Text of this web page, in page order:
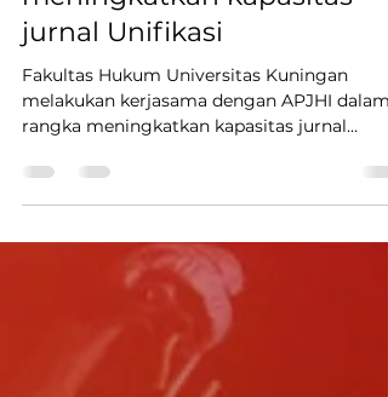
kerjasama dengan APJHI
dalam rangka
meningkatkan kapasitas
jurnal Unifikasi
Fakultas Hukum Universitas Kuningan
melakukan kerjasama dengan APJHI dalam
Unifikasi: Jurnal Ilmu Hukum yang saat ini
terindeks nasional diharapkan dengan
pendampingan ini akan meningkatkan
kapasitas jurnal menjadi jurnal yang
bereputasi internasional. Kegiatan ini
dilaksanakan pada 23-24 Januari 2026.